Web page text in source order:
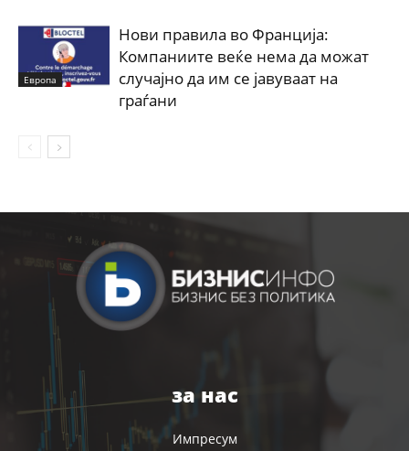
Европа
Нови правила во Франција:
Компаниите веќе нема да можат
случајно да им се јавуваат на
граѓани
за нас
Импресум